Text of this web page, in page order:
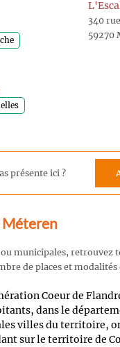
340
59270
présente ici ?
Méteren
ou municipales,
de places et
Coeur de
dans le
villes du territoire,
sur le territoire de